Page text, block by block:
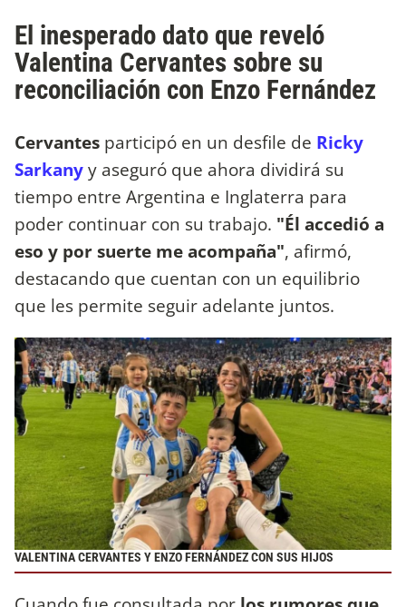
El inesperado dato que reveló
Valentina Cervantes sobre su
reconciliación con Enzo Fernández
Cervantes participó en un desfile de Ricky
Sarkanyy aseguró que ahora dividirá su
tiempo entre Argentina e Inglaterra para
poder continuar con su trabajo. "Él accedió a
eso y por suerte me acompaña", afirmó,
destacando que cuentan con un equilibrio
que les permite seguir adelante juntos.
VALENTINA CERVANTES Y ENZO FERNÁNDEZ CON SUS HIJOS